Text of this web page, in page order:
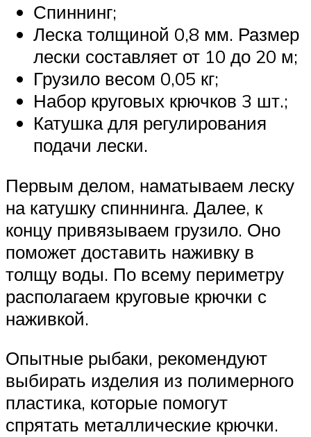
Спиннинг;
Леска толщиной 0,8 мм. Размер
лески составляет от 10 до 20 м;
Грузило весом 0,05 кг;
Набор круговых крючков 3 шт.;
Катушка для регулирования
подачи лески.
Первым делом, наматываем леску
на катушку спиннинга. Далее, к
концу привязываем грузило. Оно
поможет доставить наживку в
толщу воды. По всему периметру
располагаем круговые крючки с
наживкой.
Опытные рыбаки, рекомендуют
выбирать изделия из полимерного
пластика, которые помогут
спрятать металлические крючки.